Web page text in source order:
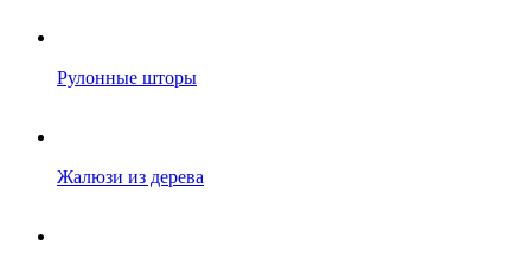
Рулонные шторы
Жалюзи из дерева